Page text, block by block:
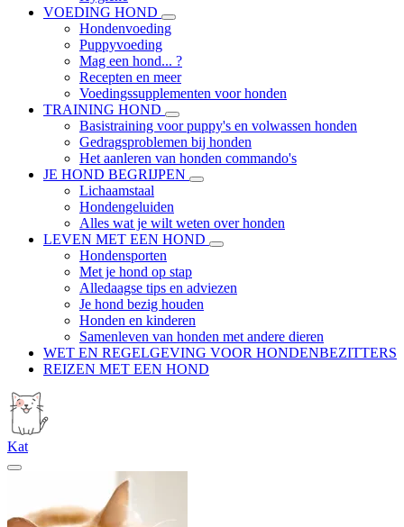
VOEDING HOND
Hondenvoeding
Puppyvoeding
Mag een hond... ?
Recepten en meer
Voedingssupplementen voor honden
TRAINING HOND
Basistraining voor puppy's en volwassen honden
Gedragsproblemen bij honden
Het aanleren van honden commando's
JE HOND BEGRIJPEN
Lichaamstaal
Hondengeluiden
Alles wat je wilt weten over honden
LEVEN MET EEN HOND
Hondensporten
Met je hond op stap
Alledaagse tips en adviezen
Je hond bezig houden
Honden en kinderen
Samenleven van honden met andere dieren
WET EN REGELGEVING VOOR HONDENBEZITTERS
REIZEN MET EEN HOND
Kat